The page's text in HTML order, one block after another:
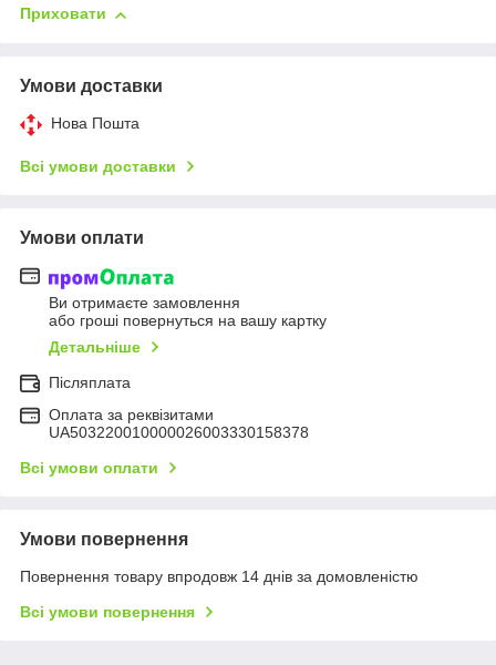
Приховати
Умови доставки
Нова Пошта
Всі умови доставки
Умови оплати
Ви отримаєте замовлення
або гроші повернуться на вашу картку
Детальніше
Післяплата
Оплата за реквізитами
UA503220010000026003330158378
Всі умови оплати
Умови повернення
Повернення товару впродовж 14 днів за домовленістю
Всі умови повернення